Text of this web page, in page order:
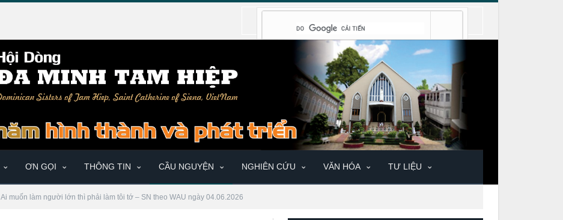
ƠN GỌI THÔNG TIN CẦU NGUYỆN NGHIÊN CỨU VĂN HÓA TƯ LIỆU
Ai muốn làm người lớn thì phải làm tôi tớ – SN theo WAU ngày 04.06.2026